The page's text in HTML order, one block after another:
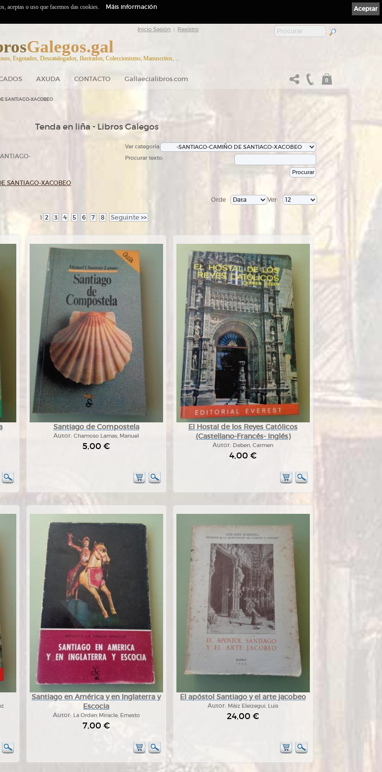
Inicio Sesión Rexistro
Galegos.gal
Esgotados, Descatalogados, Ilustrados, Coleccionismo, Manuscritos, ...
AXUDA CONTACTO Gallaecialibros.com 0
SANTIAGO-XACOBEO
Tenda en liña - Libros Galegos
Ver categoría:
Procurar texto:
SANTIAGO-XACOBEO
Ver:
Orde
1 2 3 4 5 6 7 8 Seguinte >>
Santiago de Compostela
Autor:Chamoso Lamas, Manuel
5,00 €
El Hostal de los Reyes Católicos
(Castellano-Francés- Inglés)
Autor: Deben, Carmen
4,00 €
Santiago en América y en Inglaterra y
Escocia
Autor: La Orden Miracle, Ernesto
7,00 €
El apóstol Santiago y el arte jacobeo
Autor: Máiz Eleizegui, Luis
24,00 €
Aceptar
aceptas o uso que facemos das cookies. Máis información